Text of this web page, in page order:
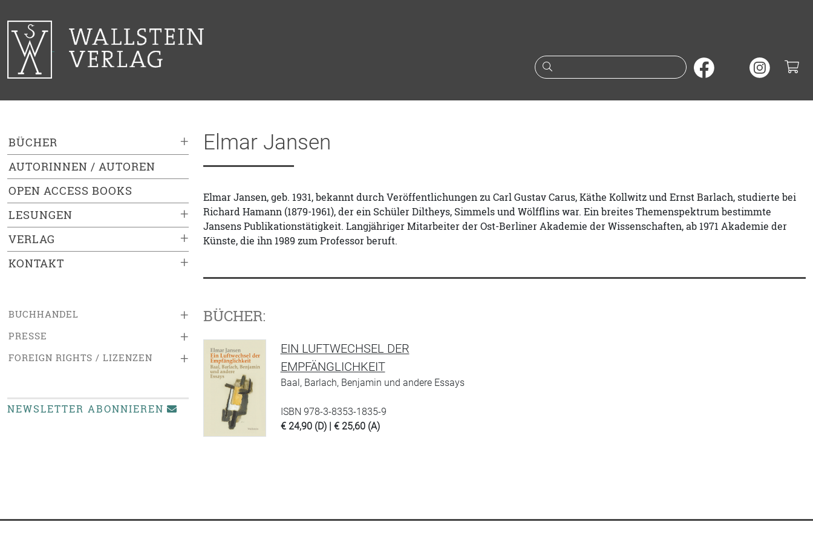
Suche nach Büchern oder
+
BÜCHER
AUTORINNEN / AUTOREN
OPEN ACCESS BOOKS
+
LESUNGEN
+
VERLAG
+
KONTAKT
+
BUCHHANDEL
+
PRESSE
+
FOREIGN RIGHTS / LIZENZEN
NEWSLETTER ABONNIEREN
Elmar Jansen
Elmar Jansen, geb. 1931, bekannt durch Veröffentlichungen zu Carl Gustav Carus, Käthe Kollwitz und Ernst Barlach, studierte bei
Richard Hamann (1879-1961), der ein Schüler Diltheys, Simmels und Wölfflins war. Ein breites Themenspektrum bestimmte
Jansens Publikationstätigkeit. Langjähriger Mitarbeiter der Ost-Berliner Akademie der Wissenschaften, ab 1971 Akademie der
Künste, die ihn 1989 zum Professor beruft.
BÜCHER:
EIN LUFTWECHSEL DER
EMPFÄNGLICHKEIT
Baal, Barlach, Benjamin und andere Essays
ISBN 978-3-8353-1835-9
€ 24,90 (D) | € 25,60 (A)